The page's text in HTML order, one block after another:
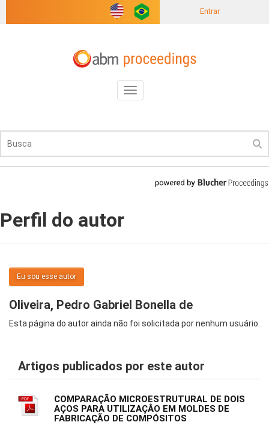
Entrar
Toggle
navigation
Perfil do autor
Eu sou esse autor
Oliveira, Pedro Gabriel Bonella de
Esta página do autor ainda não foi solicitada por nenhum usuário.
Artigos publicados por este autor
COMPARAÇÃO MICROESTRUTURAL DE DOIS
AÇOS PARA UTILIZAÇÂO EM MOLDES DE
FABRICAÇÃO DE COMPÓSITOS